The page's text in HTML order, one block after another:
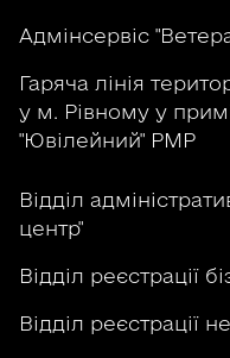
Адмінсервіс
Гаряча лінія
у м. Рівному у
"Ювілейний" РМР
Відділ
центр"
Відділ реєстрації
Відділ реєстрації